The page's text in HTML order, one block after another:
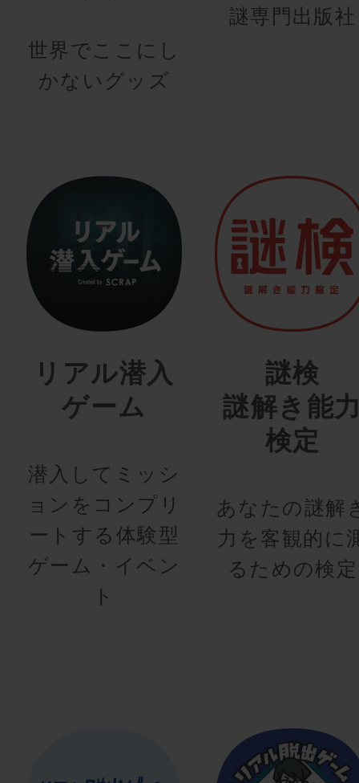
世界でここにし
かないグッズ
謎専門出版社
リアル潜入
ゲーム
潜入してミッシ
ョンをコンプリ
ートする体験型
ゲーム・イベン
ト
謎検
謎解き能
検定
あなたの謎解
力を客観的に
るための検定